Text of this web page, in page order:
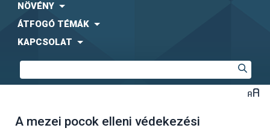
NÖVÉNY
ÁTFOGÓ TÉMÁK
KAPCSOLAT
A mezei pocok elleni védekezési